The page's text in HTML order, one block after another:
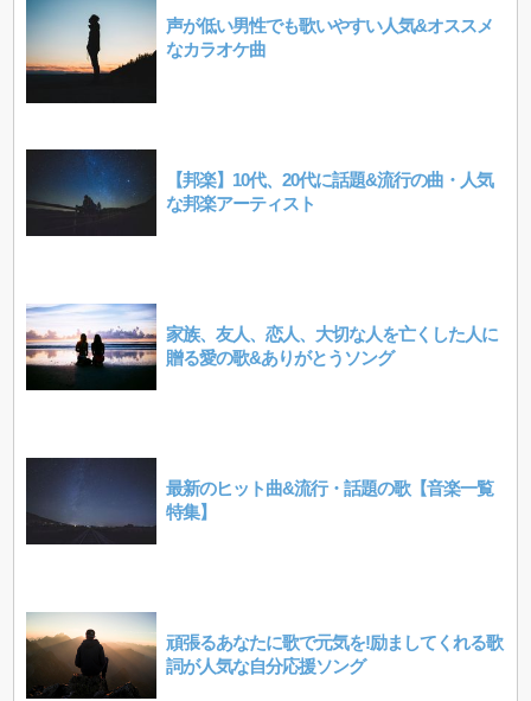
声が低い男性でも歌いやすい人気&オススメ
なカラオケ曲
【邦楽】10代、20代に話題&流行の曲・人気
な邦楽アーティスト
家族、友人、恋人、大切な人を亡くした人に
贈る愛の歌&ありがとうソング
最新のヒット曲&流行・話題の歌【音楽一覧
特集】
頑張るあなたに歌で元気を!励ましてくれる歌
詞が人気な自分応援ソング